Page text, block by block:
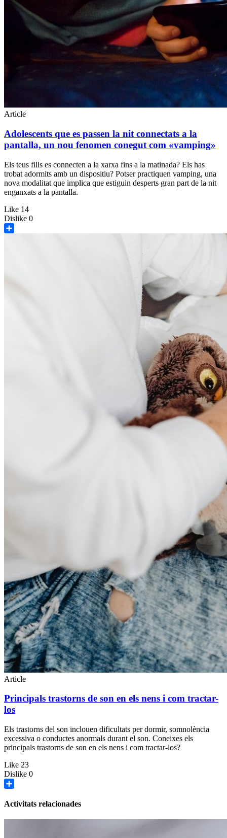
Article
Adolescents que es passen la nit connectats a la
pantalla, un nou fenomen conegut com «vamping»
Els teus fills es connecten a la xarxa fins a la matinada? Els has
trobat adormits amb un dispositiu? Potser practiquen vamping, una
nova modalitat que implica que estiguin desperts gran part de la nit
enganxats a la pantalla.
Like 14
Dislike 0
Article
Principals trastorns de son en els nens i com tractar-
los
Els trastorns del son inclouen dificultats per dormir, somnolència
excessiva o conductes anormals durant el son. Coneixes els
principals trastorns de son en els nens i com tractar-los?
Like 23
Dislike 0
Activitats relacionades